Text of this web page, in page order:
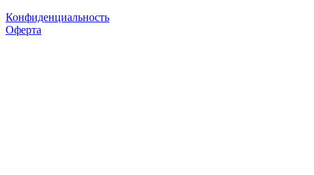
Конфиденциальность
Оферта